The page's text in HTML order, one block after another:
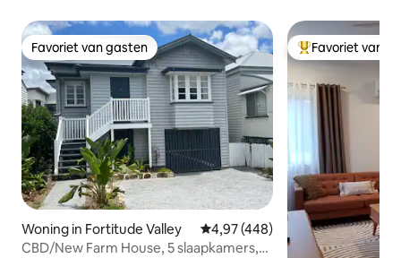
Favoriet van gasten
Favoriet van gasten
Woning in Fortitude Valley Gemiddelde beoordeling van
4,97 (448)
CBD/New Farm House, 5 slaapkamers,
Topfavoriet van
Favoriet van